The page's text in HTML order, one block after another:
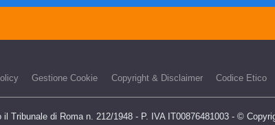
Gestione Cookie Copyright & Disclaimer Codice Etico
Tribunale di Roma n. 212/1948 - P. IVA IT00876481003 - ©